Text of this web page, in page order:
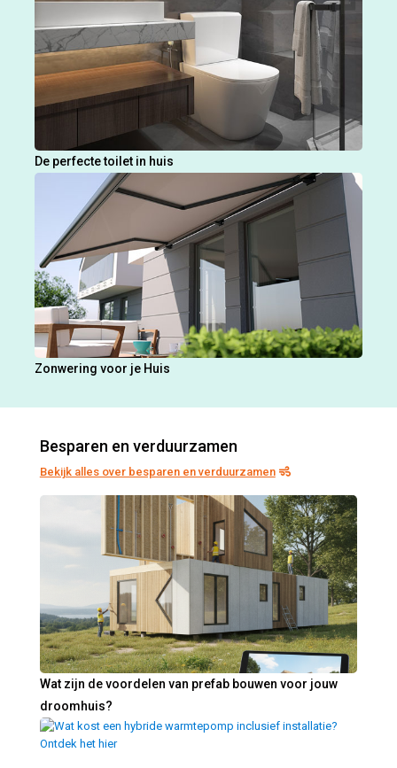
De perfecte toilet in huis
Zonwering voor je Huis
Besparen en verduurzamen
Bekijk alles over besparen en verduurzamen
Wat zijn de voordelen van prefab bouwen voor jouw
droomhuis?